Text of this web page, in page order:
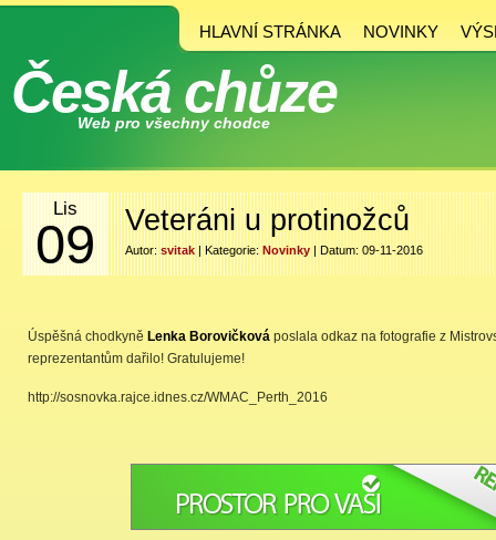
HLAVNÍ STRÁNKA NOVINKY
Česká chůze
Web pro všechny chodce
Lis
09 Veteráni u protinožců
Autor: svitak | Kategorie: Novinky | Datum: 09-11-2016
Úspěšná chodkyně Lenka Borovičková poslala odkaz na fotografie z
reprezentantům dařilo! Gratulujeme!
http://sosnovka.rajce.idnes.cz/WMAC_Perth_2016